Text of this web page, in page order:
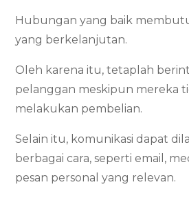
Hubungan yang baik
yang berkelanjutan.
Oleh karena itu, tetaplah
pelanggan meskipun mereka
melakukan pembelian.
Selain itu, komunikasi dapat
berbagai cara, seperti email,
pesan personal yang relevan.